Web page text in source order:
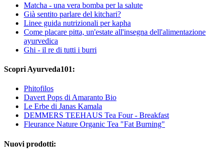
Matcha - una vera bomba per la salute
Già sentito parlare del kitchari?
Linee guida nutrizionali per kapha
Come placare pitta, un'estate all'insegna dell'alimentazione
ayurvedica
Ghi - il re di tutti i burri
Scopri Ayurveda101:
Phitofilos
Davert Pops di Amaranto Bio
Le Erbe di Janas Kamala
DEMMERS TEEHAUS Tea Four - Breakfast
Fleurance Nature Organic Tea "Fat Burning"
Nuovi prodotti: